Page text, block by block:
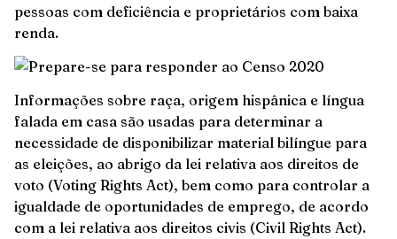
pessoas com deficiência e proprietários com baixa
renda.
Informações sobre raça, origem hispânica e língua
falada em casa são usadas para determinar a
necessidade de disponibilizar material bilíngue para
as eleições, ao abrigo da lei relativa aos direitos de
voto (Voting Rights Act), bem como para controlar a
igualdade de oportunidades de emprego, de acordo
com a lei relativa aos direitos civis (Civil Rights Act).